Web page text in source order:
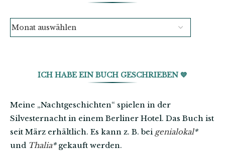
ICH HABE EIN BUCH GESCHRIEBEN 💙
Meine „Nachtgeschichten“ spielen in der
Silvesternacht in einem Berliner Hotel. Das Buch ist
seit März erhältlich. Es kann z. B. bei genialokal*
und Thalia*gekauft werden.